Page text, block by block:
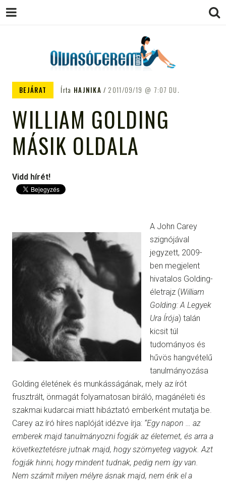
OLVASÓTEREM.COM – AZ
TÁMOGATÓJA
BEJÁRAT Írta HAJNIKA 2011/09/19 7:07 DU.
WILLIAM GOLDING
MÁSIK OLDALA
Vidd hírét!
A John Carey
szignójával
jegyzett, 2009-
ben megjelent
hivatalos Golding-
életrajz (William
Golding: A Legyek
Ura Írója) talán
kicsit túl
tudományos és
hűvös hangvételű
tanulmányozása
Golding életének és munkásságának, mely az írót
frusztrált, önmagát folyamatosan bíráló, magánéleti és
szakmai kudarcai miatt hibáztató emberként mutatja be.
Carey az író híres naplóját idézve írja: “Egy napon … az
emberek majd tanulmányozni fogják az életemet, és arra a
következtetésre jutnak majd, hogy szörnyeteg vagyok. Azt
fogják hinni, hogy mindent tudnak, pedig nem így van.
Nem számít milyen mélyre ásnak majd, nem érik el a